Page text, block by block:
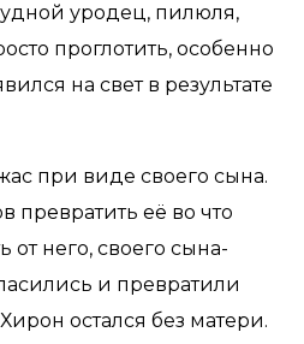
уродец, пилюля,
проглотить, особенно
на свет в результате
при виде своего сына.
превратить её во что
от него, своего сына-
и превратили
остался без матери.